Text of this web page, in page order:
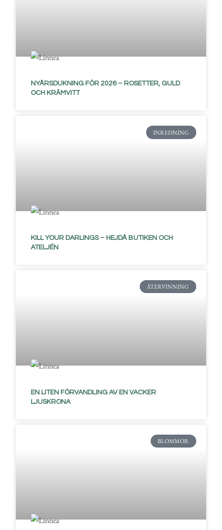
NYÅRSDUKNING FÖR 2026 – ROSETTER, GULD
OCH KRÄMVITT
INREDNING
KILL YOUR DARLINGS – HEJDÅ BUTIKEN OCH
ATELJÉN
ÅTERVINNING
EN LITEN FÖRVANDLING AV EN VACKER
LJUSKRONA
BLOMMOR